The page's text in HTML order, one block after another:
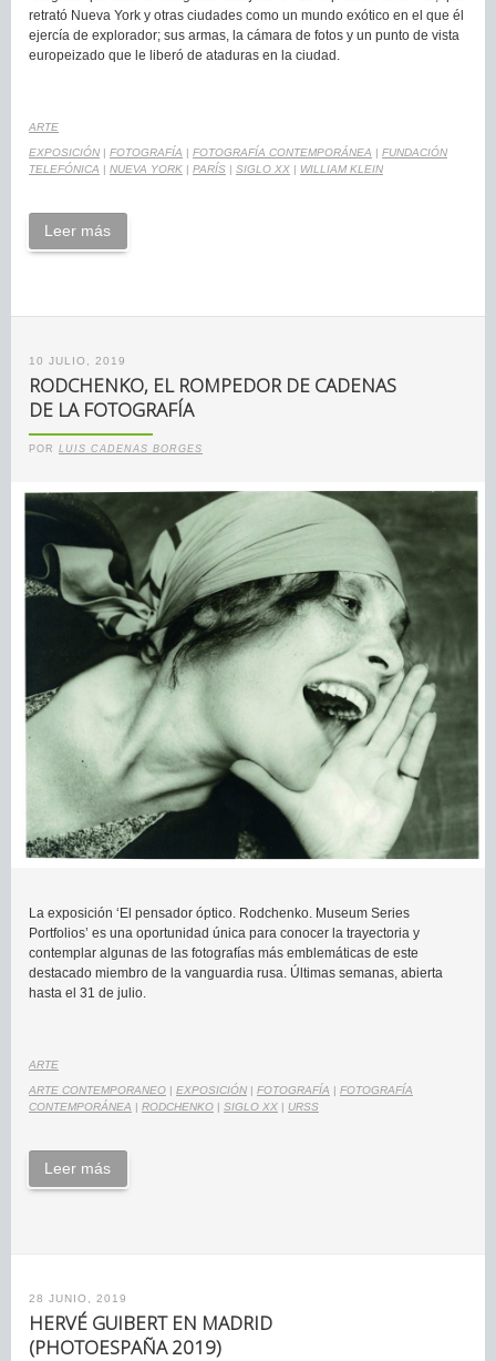
retrató Nueva York y otras ciudades como un mundo exótico en el que él
ejercía de explorador; sus armas, la cámara de fotos y un punto de vista
europeizado que le liberó de ataduras en la ciudad.
ARTE
EXPOSICIÓN | FOTOGRAFÍA | FOTOGRAFÍA CONTEMPORÁNEA | FUNDACIÓN
TELEFÓNICA | NUEVA YORK | PARÍS | SIGLO XX | WILLIAM KLEIN
Leer más
10 JULIO, 2019
RODCHENKO, EL ROMPEDOR DE CADENAS
DE LA FOTOGRAFÍA
POR LUIS CADENAS BORGES
La exposición ‘El pensador óptico. Rodchenko. Museum Series
Portfolios’ es una oportunidad única para conocer la trayectoria y
contemplar algunas de las fotografías más emblemáticas de este
destacado miembro de la vanguardia rusa. Últimas semanas, abierta
hasta el 31 de julio.
ARTE
ARTE CONTEMPORANEO EXPOSICIÓN FOTOGRAFÍA
FOTOGRAFÍA
CONTEMPORÁNEA
RODCHENKO SIGLO XX URSS
Leer más
28 JUNIO, 2019
HERVÉ GUIBERT EN MADRID
(PHOTOESPAÑA 2019)